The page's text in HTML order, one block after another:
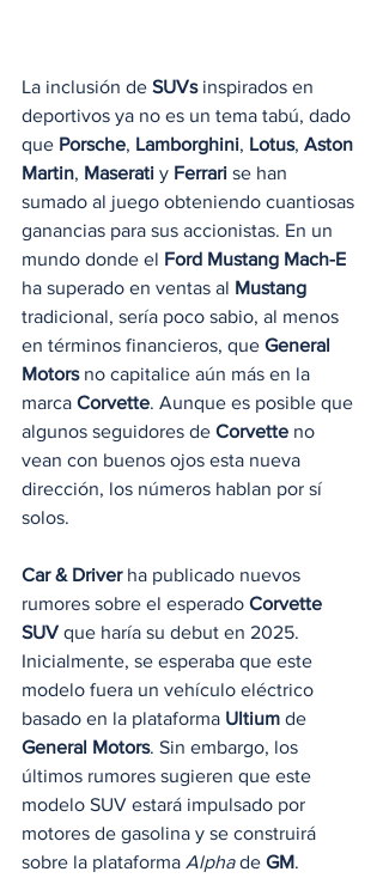
La inclusión de SUVs inspirados en
deportivos ya no es un tema tabú, dado
que Porsche, Lamborghini, Lotus, Aston
Martin, Maserati y Ferrari se han
sumado al juego obteniendo cuantiosas
ganancias para sus accionistas. En un
mundo donde el Ford Mustang Mach-E
ha superado en ventas al Mustang
tradicional, sería poco sabio, al menos
en términos financieros, que General
Motors no capitalice aún más en la
marca Corvette. Aunque es posible que
algunos seguidores de Corvette no
vean con buenos ojos esta nueva
dirección, los números hablan por sí
solos.
Car & Driver ha publicado nuevos
rumores sobre el esperado Corvette
SUV que haría su debut en 2025.
Inicialmente, se esperaba que este
modelo fuera un vehículo eléctrico
basado en la plataforma Ultium de
General Motors. Sin embargo, los
últimos rumores sugieren que este
modelo SUV estará impulsado por
motores de gasolina y se construirá
sobre la plataforma Alpha de GM.